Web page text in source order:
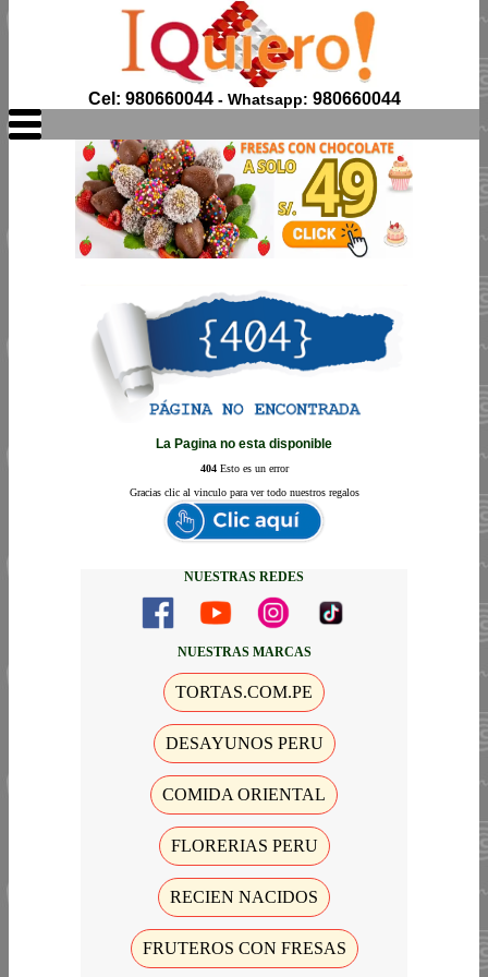
Cel: 980660044- Whatsapp: 980660044
La Pagina no esta disponible
404Esto es un error
Gracias clic al vinculo para ver todo nuestros regalos
NUESTRAS REDES
NUESTRAS MARCAS
TORTAS.COM.PE
DESAYUNOS PERU
COMIDA ORIENTAL
FLORERIAS PERU
RECIEN NACIDOS
FRUTEROS CON FRESAS